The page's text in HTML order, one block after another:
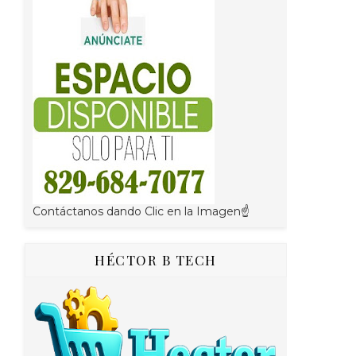
Contáctanos dando Clic en la Imagen☝
HÉCTOR B TECH